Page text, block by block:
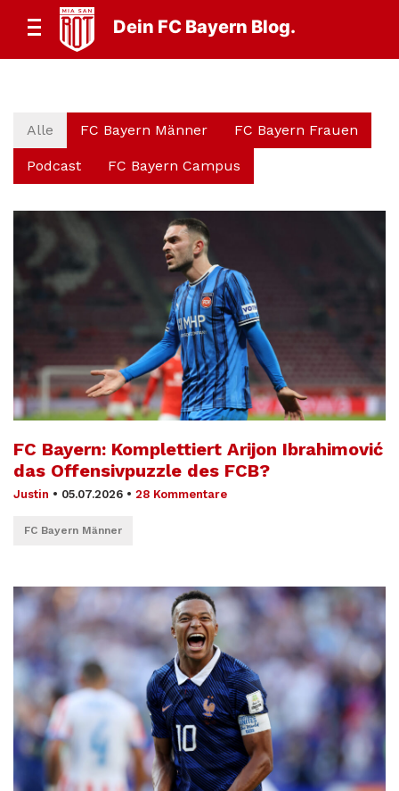
Dein FC Bayern Blog.
Alle FC Bayern Männer FC Bayern Frauen
Podcast FC Bayern Campus
FC Bayern: Komplettiert Arijon Ibrahimović
das Offensivpuzzle des FCB?
Justin • 05.07.2026 • 28 Kommentare
FC Bayern Männer